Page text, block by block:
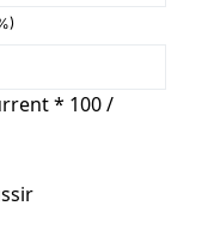
* 100 /